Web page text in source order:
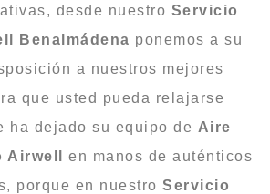
desde nuestro Servicio
Benalmádena ponemos a su
a nuestros mejores
que usted pueda relajarse
ha dejado su equipo de Aire
en manos de auténticos
porque en nuestroServicio